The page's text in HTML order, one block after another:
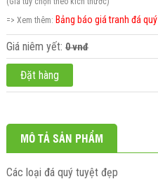
=> Xem thêm: Bảng báo giá tranh đá quý
Giá niêm yết: 0 vnđ
Đặt hàng
MÔ TẢ SẢN PHẨM
Các loại đá quý tuyệt đẹp